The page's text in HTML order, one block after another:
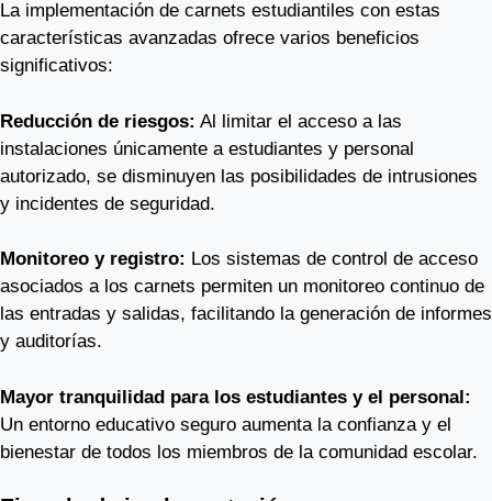
La implementación de carnets estudiantiles con estas
características avanzadas ofrece varios beneficios
significativos:
Reducción de riesgos: Al limitar el acceso a las
instalaciones únicamente a estudiantes y personal
autorizado, se disminuyen las posibilidades de intrusiones
y incidentes de seguridad.
Monitoreo y registro: Los sistemas de control de acceso
asociados a los carnets permiten un monitoreo continuo de
las entradas y salidas, facilitando la generación de informes
y auditorías.
Mayor tranquilidad para los estudiantes y el personal:
Un entorno educativo seguro aumenta la confianza y el
bienestar de todos los miembros de la comunidad escolar.